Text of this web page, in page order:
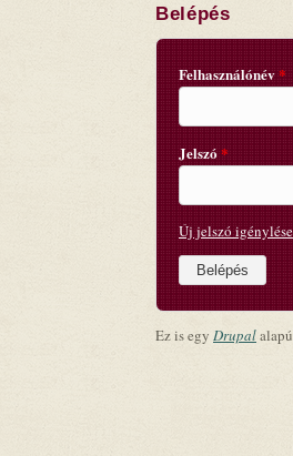
Belépés
Felhasználónév*
Jelszó*
Új jelszó igénylése
Ez is egy Drupal